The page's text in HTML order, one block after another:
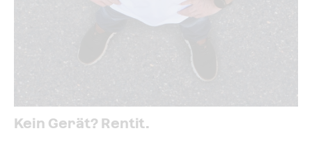
Kein Gerät? Rentit.